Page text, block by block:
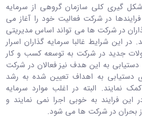
گیری کلی سازمان گروهی از سرمایه
در شرکت فعالیت خود را آغاز می
در شرکت ها می تواند اساس مدیریتی
این شرایط غالبا سرمایه گذاران اسرار
جدید در شرکت به توسعه کسب و کار
به این هدف نیز فعالان در شرکت
دستیابی به اهداف تعیین شده به رشد
نمایند. البته در اغلب موارد سرمایه
این فرایند به خوبی اجرا نمی نمایند و
بحران در شرکت ها می شود.